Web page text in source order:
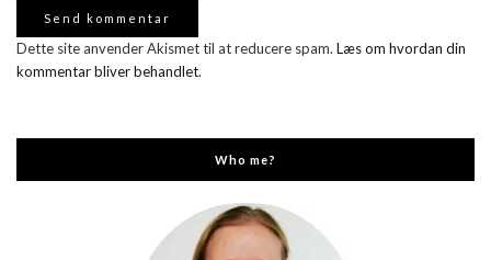
Dette site anvender Akismet til at reducere spam. Læs om hvordan din
kommentar bliver behandlet.
Who me?